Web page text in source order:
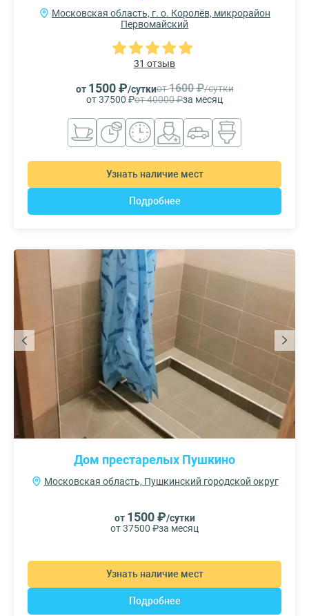
Московская область, г. о. Королёв, микрорайон
Первомайский
31 отзыв
от 1500 ₽/суткиот1600 ₽/сутки
от 37500 ₽от 40000 ₽за месяц
Узнать наличие мест
Подробнее
Дом престарелых Пушкино
Московская область, Пушкинский городской округ
от 1500 ₽/сутки
от 37500 ₽за месяц
Узнать наличие мест
Подробнее